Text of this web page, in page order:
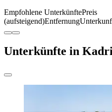
Empfohlene UnterkünftePreis
(aufsteigend)Entfernung
Unterkünfte in